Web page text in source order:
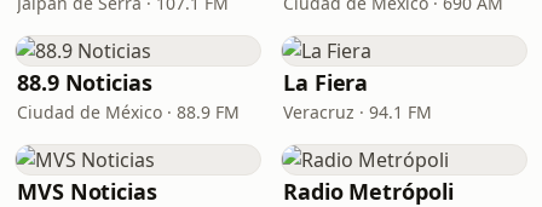
88.9 Noticias
Ciudad de México · 88.9 FM
La Fiera
Veracruz · 94.1 FM
MVS Noticias Radio Metrópoli